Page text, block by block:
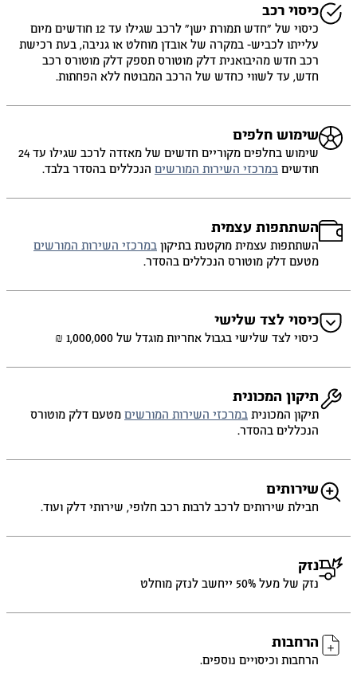
כיסוי רכב
כיסוי של ״חדש תמורת ישן״ לרכב שגילו עד 12 חודשים מיום
עלייתו לכביש- במקרה של אובדן מוחלט או גניבה, בעת רכישת
רכב חדש מהיבואנית דלק מוטורס תספק דלק מוטורס רכב
חדש, עד לשווי כחדש של הרכב המבוטח ללא הפחתות.
שימוש חלפים
שימוש בחלפים מקוריים חדשים של מאזדה לרכב שגילו עד 24
חודשיםבמרכזי השירות המורשיםהנכללים בהסדר בלבד.
השתתפות עצמית
השתתפות עצמית מוקטנת בתיקוןבמרכזי השירות המורשים
מטעם דלק מוטורס הנכללים בהסדר.
כיסוי לצד שלישי
כיסוי לצד שלישי בגבול אחריות מוגדל של 1,000,000 ₪
תיקון המכונית
תיקון המכוניתבמרכזי השירות המורשיםמטעם דלק מוטורס
הנכללים בהסדר.
שירותים
חבילת שירותים לרכב לרבות רכב חלופי, שירותי דלק ועוד.
נזק
נזק של מעל 50% ייחשב לנזק מוחלט
הרחבות
הרחבות וכיסויים נוספים.